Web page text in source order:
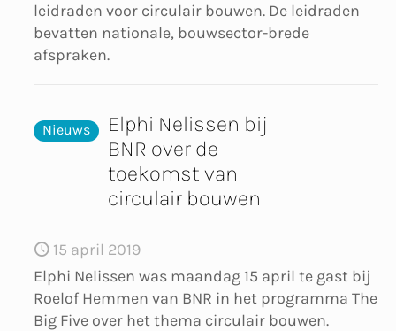
leidraden voor circulair bouwen. De leidraden
bevatten nationale, bouwsector-brede
afspraken.
Nieuws
Elphi Nelissen bij
BNR over de
toekomst van
circulair bouwen
15 april 2019
Elphi Nelissen was maandag 15 april te gast bij
Roelof Hemmen van BNR in het programma The
Big Five over het thema circulair bouwen.